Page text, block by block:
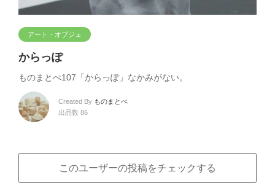
アート・オブジェ
からっぽ
ものまとぺ107「からっぽ」なかみがない。
Created By ものまとぺ
出品数 86
このユーザーの投稿をチェックする